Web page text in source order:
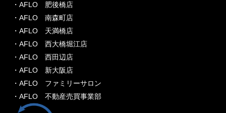
・AFLO 肥後橋店
・AFLO 南森町店
・AFLO 天満橋店
・AFLO 西大橋堀江店
・AFLO 西田辺店
・AFLO 新大阪店
・AFLO ファミリーサロン
・AFLO 不動産売買事業部